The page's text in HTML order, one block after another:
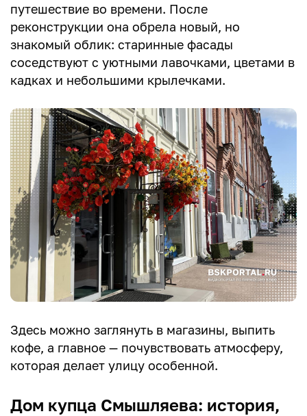
путешествие во времени. После
реконструкции она обрела новый, но
знакомый облик: старинные фасады
соседствуют с уютными лавочками, цветами в
кадках и небольшими крылечками.
Здесь можно заглянуть в магазины, выпить
кофе, а главное — почувствовать атмосферу,
которая делает улицу особенной.
Дом купца Смышляева: история,